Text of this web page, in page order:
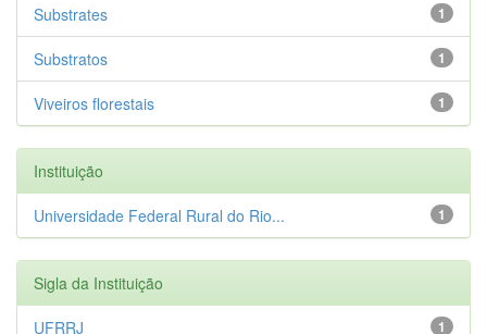
1
Substrates
1
Substratos
1
Viveiros florestais
Instituição
1
Universidade Federal Rural do Rio...
Sigla da Instituição
1
UFRRJ